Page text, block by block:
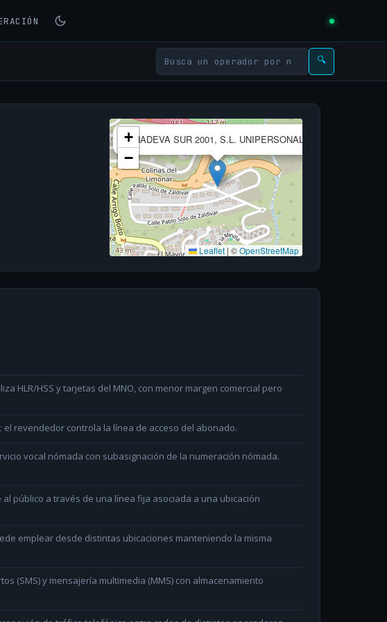
🔍
CHADEVA SUR 2001, S.L. UNIPERSONAL
+
−
Leaflet | ©OpenStreetMap
HLR/HSS y tarjetas del MNO, con menor margen comercial pero
el revendedor controla la línea de acceso del abonado.
vocal nómada con subasignación de la numeración nómada.
público a través de una línea fija asociada a una ubicación
emplear desde distintas ubicaciones manteniendo la misma
(SMS) y mensajería multimedia (MMS) con almacenamiento